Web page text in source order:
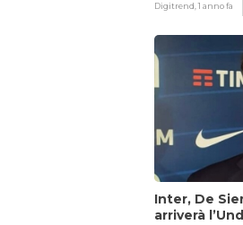
Digitrend,1 anno fa
Inter, De
arriverà